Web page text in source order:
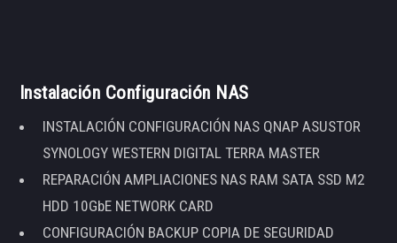
Instalación Configuración NAS
INSTALACIÓN CONFIGURACIÓN NAS QNAP ASUSTOR
SYNOLOGY WESTERN DIGITAL TERRA MASTER
REPARACIÓN AMPLIACIONES NAS RAM SATA SSD M2
HDD 10GbE NETWORK CARD
CONFIGURACIÓN BACKUP COPIA DE SEGURIDAD